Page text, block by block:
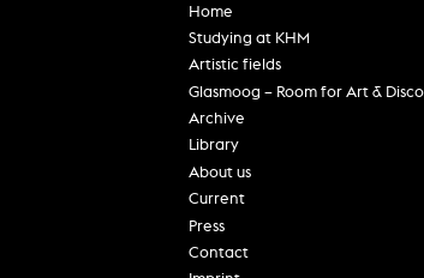
Home
Studying at KHM
Artistic fields
Glasmoog – Room for Art &
Archive
Library
About us
Current
Press
Contact